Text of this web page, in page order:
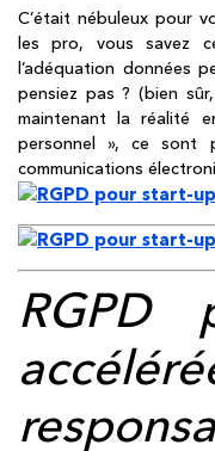
C’était nébuleux pour
les pro, vous savez
l’adéquation données
pensiez pas ? (bien
maintenant la réalité
personnel », ce sont
communications
RGPD